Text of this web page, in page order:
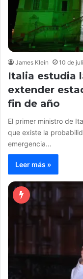
James Klein 10 de
Italia estudia
extender
fin de año
El primer ministro de
que existe la
emergencia…
Leer más »